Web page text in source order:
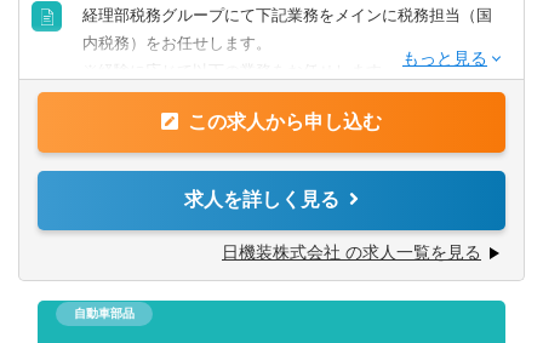
り上げも伸ばしていく。
・そのような成長フェーズの企業に身を置くことでガバナ
ンス強化や税務業務について色々と経験ができる
【WANT】
・マネジメント経験
※国税局のご出身者も対象となります。
経理部税務グループにて下記業務をメインに税務担当（国
内税務）をお任せします。
【業務内容】
・税務決算 申告業務(法人税などの確定申告)
・税制関連対応
・確定申告。孫会社までの添付資料を提出。海外子会社と
のやりとり。海外子会社の情報収集
ージャーとして部下2~3名のマネジメントをお任せします。
この求人から申し込む
求人を詳しく見る
日機装株式会社 の求人一覧を見る
自動車部品